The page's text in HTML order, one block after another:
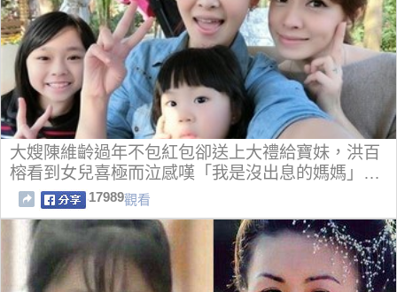
大嫂陳維齡過年不包紅包卻送上大禮給寶妹，洪百
榕看到女兒喜極而泣感嘆「我是沒出息的媽媽」…
17989觀看